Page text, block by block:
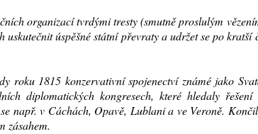
organizací tvrdými tresty (smutně proslulým
úspěšné státní převraty a udržet se po kratší
roku 1815 konzervativní spojenectví známé jako
diplomatických kongresech, které hledaly řešení
např. v Cáchách, Opavě, Lublani a ve Veroně.
zásahem.